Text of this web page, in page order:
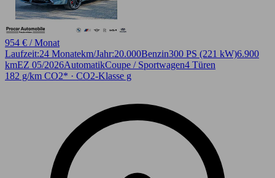
954 € / Monat
Laufzeit:24 Monatekm/Jahr:20.000Benzin300 PS (221 kW)6.900
kmEZ 05/2026AutomatikCoupe / Sportwagen4 Türen
182 g/km CO2* · CO2-Klasse g